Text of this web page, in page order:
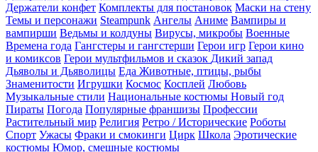
Держатели конфет Комплекты для постановок Маски на стену
Темы и персонажи Steampunk Ангелы Аниме Вампиры и
вампирши Ведьмы и колдуны Вирусы, микробы Военные
Времена года Гангстеры и гангстерши Герои игр Герои кино
и комиксов Герои мультфильмов и сказок Дикий запад
Дьяволы и Дьяволицы Еда Животные, птицы, рыбы
Знаменитости Игрушки Космос Косплей Любовь
Музыкальные стили Национальные костюмы Новый год
Пираты Погода Популярные франшизы Профессии
Растительный мир Религия Ретро / Исторические Роботы
Спорт Ужасы Фраки и смокинги Цирк Школа Эротические
костюмы Юмор, смешные костюмы